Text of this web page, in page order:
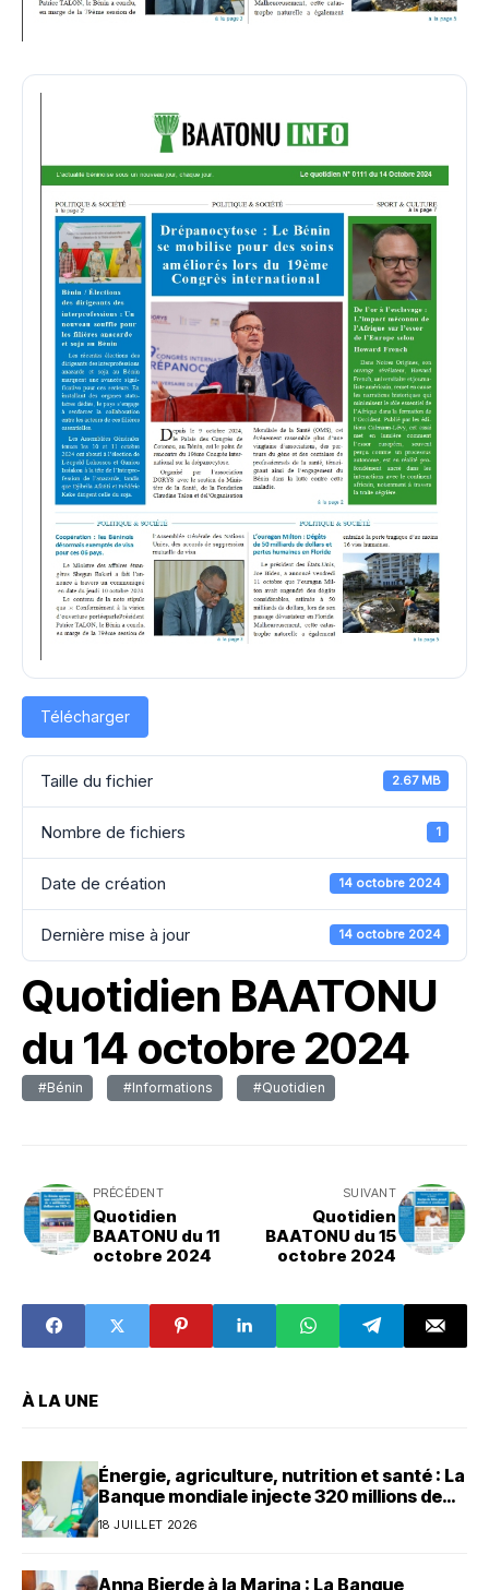
Télécharger
Taille du fichier 2.67 MB
Nombre de fichiers 1
Date de création 14 octobre 2024
Dernière mise à jour 14 octobre 2024
Quotidien BAATONU
du 14 octobre 2024
#Bénin #Informations #Quotidien
PRÉCÉDENT
Quotidien
BAATONU du 11
octobre 2024
SUIVANT
Quotidien
BAATONU du 15
octobre 2024
À LA UNE
Énergie, agriculture, nutrition et santé : La
Banque mondiale injecte 320 millions de
dollars au Bénin
18 JUILLET 2026
Anna Bjerde à la Marina : La Banque